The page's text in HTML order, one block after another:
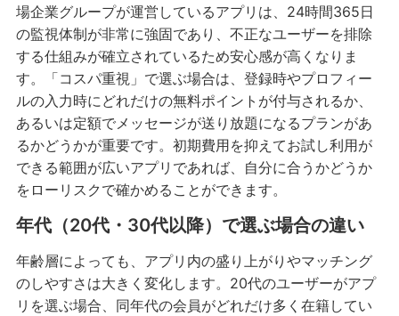
場企業グループが運営しているアプリは、24時間365日
の監視体制が非常に強固であり、不正なユーザーを排除
する仕組みが確立されているため安心感が高くなりま
す。「コスパ重視」で選ぶ場合は、登録時やプロフィー
ルの入力時にどれだけの無料ポイントが付与されるか、
あるいは定額でメッセージが送り放題になるプランがあ
るかどうかが重要です。初期費用を抑えてお試し利用が
できる範囲が広いアプリであれば、自分に合うかどうか
をローリスクで確かめることができます。
年代（20代・30代以降）で選ぶ場合の違い
年齢層によっても、アプリ内の盛り上がりやマッチング
のしやすさは大きく変化します。20代のユーザーがアプ
リを選ぶ場合、同年代の会員がどれだけ多く在籍してい